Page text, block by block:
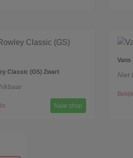
Classic (GS) Zwart
Naar shop
Vans
Niet